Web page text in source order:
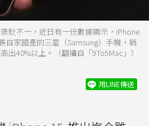
貶不一，近日有一份數據顯示，iPhone
自家國產的三星（Samsung）手機，銷
出40%以上。（翻攝自「9To5Mac」）
用LINE傳送